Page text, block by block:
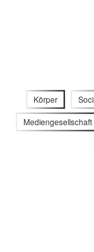
Körper
Mediengesellschaft